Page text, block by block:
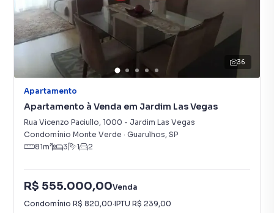
36
Apartamento
Apartamento à Venda em Jardim Las Vegas
Rua Vicenzo Paciullo, 1000 - Jardim Las Vegas
Condomínio Monte Verde · Guarulhos, SP
81m² 3 1 2
R$ 555.000,00Venda
Condomínio R$ 820,00·IPTU R$ 239,00